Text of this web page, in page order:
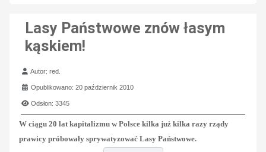
Lasy Państwowe znów łasym
kąskiem!
Szczegóły
Autor:red.
Opublikowano: 20 październik 2010
Odsłon: 3345
W ciągu 20 lat kapitalizmu w Polsce kilka już kilka razy rządy
prawicy próbowały sprywatyzować Lasy Państwowe.